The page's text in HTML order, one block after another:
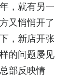
，就有另一
又悄悄开了
，新店开张
的问题屡见
部反映情